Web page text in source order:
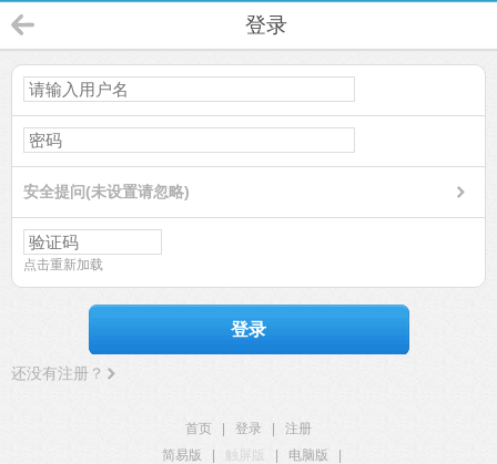
登录
安全提问(未设置请忽略)
点击重新加载
登录
还没有注册？
首页 登录
注册
简易版
触屏版 电脑版